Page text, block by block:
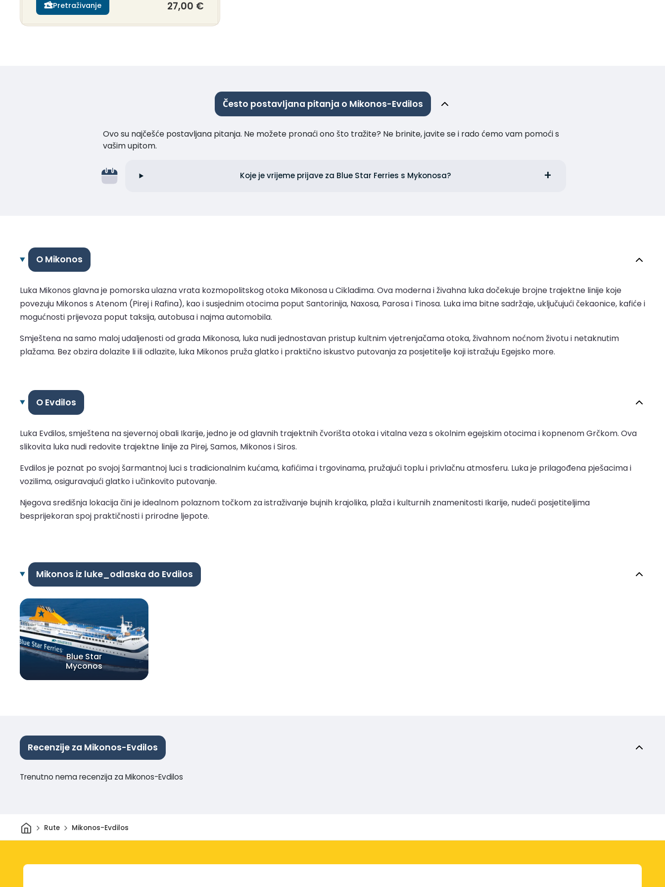
Pretraživanje 27,00 €
Često postavljana pitanja o Mikonos-Evdilos
Ovo su najčešće postavljana pitanja. Ne možete pronaći ono što tražite? Ne brinite, javite se i rado ćemo vam pomoći s
vašim upitom.
Koje je vrijeme prijave za Blue Star Ferries s Mykonosa?
O Mikonos
Luka Mikonos glavna je pomorska ulazna vrata kozmopolitskog otoka Mikonosa u Cikladima. Ova moderna i živahna luka dočekuje brojne trajektne linije koje
povezuju Mikonos s Atenom (Pirej i Rafina), kao i susjednim otocima poput Santorinija, Naxosa, Parosa i Tinosa. Luka ima bitne sadržaje, uključujući čekaonice, kafiće i
mogućnosti prijevoza poput taksija, autobusa i najma automobila.
Smještena na samo maloj udaljenosti od grada Mikonosa, luka nudi jednostavan pristup kultnim vjetrenjačama otoka, živahnom noćnom životu i netaknutim
plažama. Bez obzira dolazite li ili odlazite, luka Mikonos pruža glatko i praktično iskustvo putovanja za posjetitelje koji istražuju Egejsko more.
O Evdilos
Luka Evdilos, smještena na sjevernoj obali Ikarije, jedno je od glavnih trajektnih čvorišta otoka i vitalna veza s okolnim egejskim otocima i kopnenom Grčkom. Ova
slikovita luka nudi redovite trajektne linije za Pirej, Samos, Mikonos i Siros.
Evdilos je poznat po svojoj šarmantnoj luci s tradicionalnim kućama, kafićima i trgovinama, pružajući toplu i privlačnu atmosferu. Luka je prilagođena pješacima i
vozilima, osiguravajući glatko i učinkovito putovanje.
Njegova središnja lokacija čini je idealnom polaznom točkom za istraživanje bujnih krajolika, plaža i kulturnih znamenitosti Ikarije, nudeći posjetiteljima
besprijekoran spoj praktičnosti i prirodne ljepote.
Mikonos iz luke_odlaska do Evdilos
Blue Star
Myconos
Recenzije za Mikonos-Evdilos
Trenutno nema recenzija za Mikonos-Evdilos
DomRute Mikonos-Evdilos